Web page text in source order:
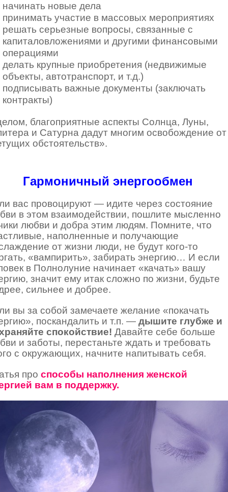
начинать новые дела
принимать участие в массовых мероприятиях
решать серьезные вопросы, связанные с
капиталовложениями и другими финансовыми
операциями
делать крупные приобретения (недвижимые
объекты, автотранспорт, и т.д.)
подписывать важные документы (заключать
контракты)
благоприятные аспекты Солнца, Луны,
и Сатурна дадут многим освобождение от
обстоятельств».
Гармоничный энергообмен
вас провоцируют — идите через состояние
в этом взаимодействии, пошлите мысленно
любви и добра этим людям. Помните, что
наполненные и получающие
от жизни люди, не будут кого-то
«вампирить», забирать энергию… И если
в Полнолуние начинает «качать» вашу
значит ему итак сложно по жизни, будьте
сильнее и добрее.
вы за собой замечаете желание «покачать
поскандалить и т.п. — дышите глубже и
спокойствие! Давайте себе больше
и заботы, перестаньте ждать и требовать
с окружающих, начните напитывать себя.
про способы наполнения женской
вам в поддержку.